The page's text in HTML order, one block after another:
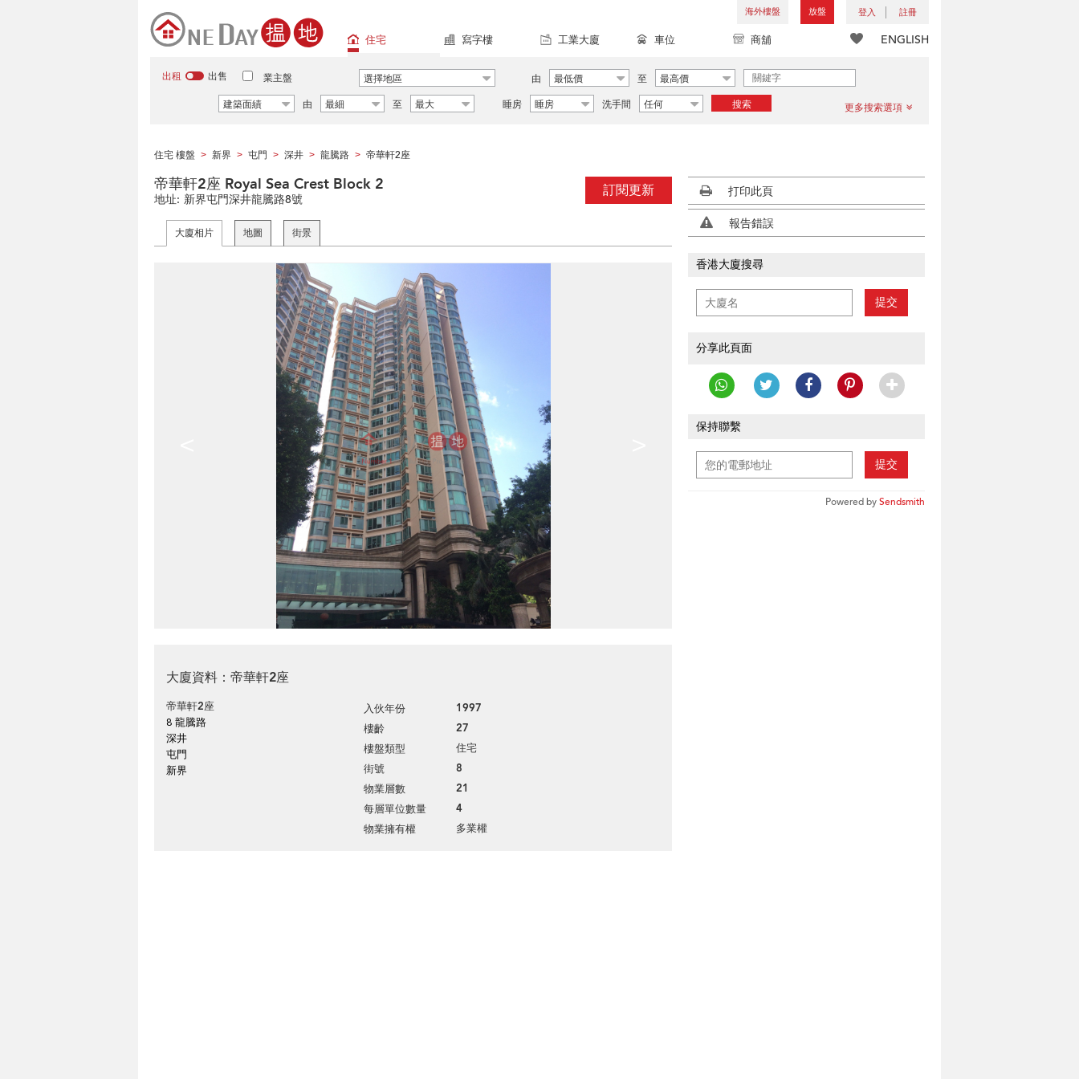
海外樓盤 放盤 登入 註冊
ENGLISH
住宅 寫字樓 工業大廈 車位 商舖
出租 出售 業主盤 選擇地區 由 最低價 至
最高價
建築面績
由 最細 至 最大 睡房 睡房 洗手間 任何 搜索 更多搜索選項
住宅 樓盤 > 新界 > 屯門 > 深井 > 龍騰路 > 帝華軒2座
訂閱更新
帝華軒2座 Royal Sea Crest Block 2
地址: 新界屯門深井龍騰路8號
大廈相片 地圖 街景
大廈資料：帝華軒2座
帝華軒2座
8 龍騰路
深井
屯門
新界
入伙年份 1997
樓齡 27
樓盤類型 住宅
街號 8
物業層數 21
每層單位數量 4
物業擁有權 多業權
打印此頁
報告錯誤
香港大廈搜尋
提交
分享此頁面
保持聯繫
提交
Powered bySendsmith